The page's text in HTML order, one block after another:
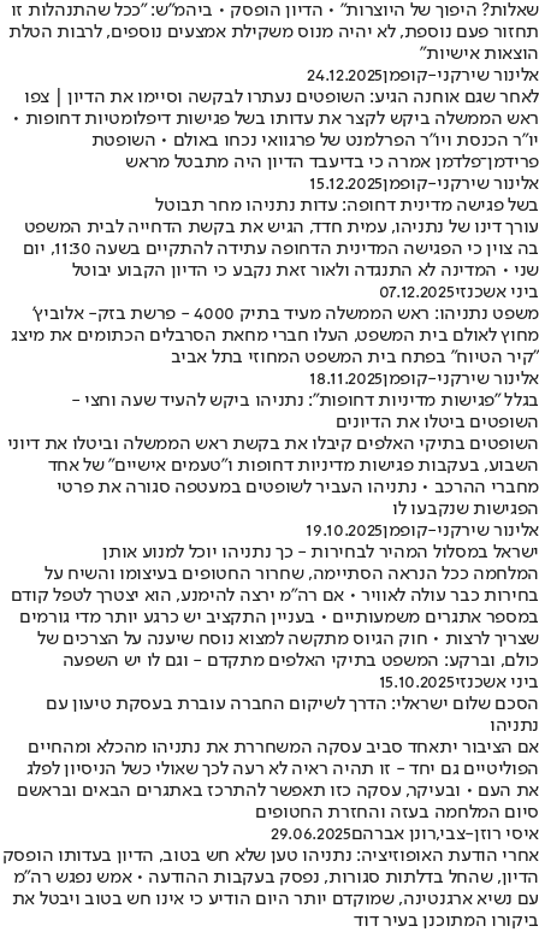
שאלות? היפוך של היוצרות" • הדיון הופסק • ביהמ"ש: "ככל שהתנהלות זו
תחזור פעם נוספת, לא יהיה מנוס משקילת אמצעים נוספים, לרבות הטלת
הוצאות אישיות"
אלינור שירקני-קופמן24.12.2025
לאחר שגם אוחנה הגיע: השופטים נעתרו לבקשה וסיימו את הדיון | צפו
ראש הממשלה ביקש לקצר את עדותו בשל פגישות דיפלומטיות דחופות •
יו"ר הכנסת ויו"ר הפרלמנט של פרגוואי נכחו באולם • השופטת
פרידמן־פלדמן אמרה כי בדיעבד הדיון היה מתבטל מראש
אלינור שירקני-קופמן15.12.2025
בשל פגישה מדינית דחופה: עדות נתניהו מחר תבוטל
עורך דינו של נתניהו, עמית חדד, הגיש את בקשת הדחייה לבית המשפט
בה צוין כי הפגישה המדינית הדחופה עתידה להתקיים בשעה 11:30, יום
שני • המדינה לא התנגדה ולאור זאת נקבע כי הדיון הקבוע יבוטל
ביני אשכנזי07.12.2025
משפט נתניהו: ראש הממשלה מעיד בתיק 4000 - פרשת בזק- אלוביץ'
מחוץ לאולם בית המשפט, העלו חברי מחאת הסרבלים הכתומים את מיצג
"קיר הטיוח" בפתח בית המשפט המחוזי בתל אביב
אלינור שירקני-קופמן18.11.2025
בגלל "פגישות מדיניות דחופות": נתניהו ביקש להעיד שעה וחצי -
השופטים ביטלו את הדיונים
השופטים בתיקי האלפים קיבלו את בקשת ראש הממשלה וביטלו את דיוני
השבוע, בעקבות פגישות מדיניות דחופות ו"טעמים אישיים" של אחד
מחברי ההרכב • נתניהו העביר לשופטים במעטפה סגורה את פרטי
הפגישות שנקבעו לו
אלינור שירקני-קופמן19.10.2025
ישראל במסלול המהיר לבחירות - כך נתניהו יוכל למנוע אותן
המלחמה ככל הנראה הסתיימה, שחרור החטופים בעיצומו והשיח על
בחירות כבר עולה לאוויר • אם רה"מ ירצה להימנע, הוא יצטרך לטפל קודם
במספר אתגרים משמעותיים • בעניין התקציב יש כרגע יותר מדי גורמים
שצריך לרצות • חוק הגיוס מתקשה למצוא נוסח שיענה על הצרכים של
כולם, וברקע: המשפט בתיקי האלפים מתקדם - וגם לו יש השפעה
ביני אשכנזי15.10.2025
הסכם שלום ישראלי: הדרך לשיקום החברה עוברת בעסקת טיעון עם
נתניהו
אם הציבור יתאחד סביב עסקה המשחררת את נתניהו מהכלא ומהחיים
הפוליטיים גם יחד - זו תהיה ראיה לא רעה לכך שאולי כשל הניסיון לפלג
את העם • ובעיקר, עסקה כזו תאפשר להתרכז באתגרים הבאים ובראשם
סיום המלחמה בעזה והחזרת החטופים
איסי רוזן-צבי,רונן אברהם29.06.2025
אחרי הודעת האופוזיציה: נתניהו טען שלא חש בטוב, הדיון בעדותו הופסק
הדיון, שהחל בדלתות סגורות, נפסק בעקבות ההודעה • אמש נפגש רה"מ
עם נשיא ארגנטינה, שמוקדם יותר היום הודיע כי אינו חש בטוב ויבטל את
ביקורו המתוכנן בעיר דוד